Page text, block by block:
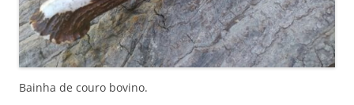
Bainha de couro bovino.